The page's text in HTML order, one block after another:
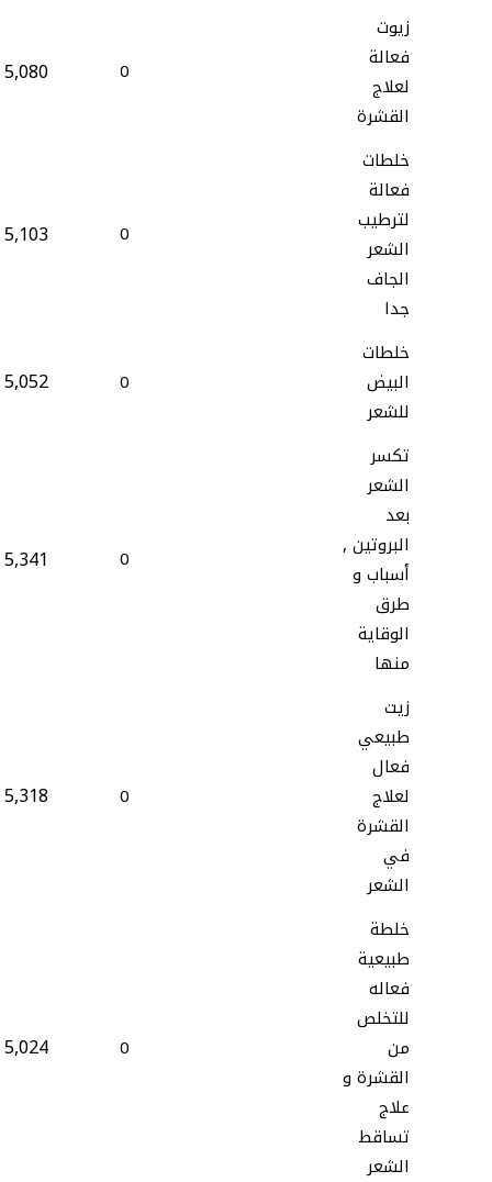
زيوت
فعالة
لعلاج
القشرة
0
5,080
خلطات
فعالة
لترطيب
الشعر
الجاف
جدا
0
5,103
خلطات
البيض
للشعر
0
5,052
تكسر
الشعر
بعد
البروتين ,
أسباب و
طرق
الوقاية
منها
0
5,341
زيت
طبيعي
فعال
لعلاج
القشرة
في
الشعر
0
5,318
خلطة
طبيعية
فعاله
للتخلص
من
القشرة و
علاج
تساقط
الشعر
0
5,024